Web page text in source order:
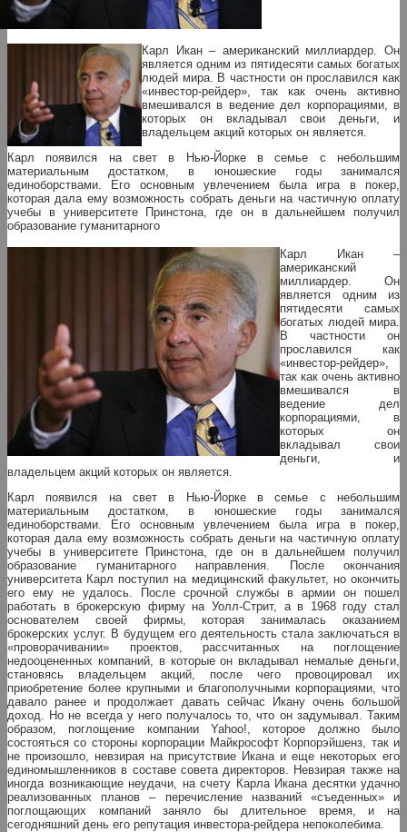
Карл Икан – американский миллиардер. Он
является одним из пятидесяти самых богатых
людей мира. В частности он прославился как
«инвестор-рейдер», так как очень активно
вмешивался в ведение дел корпорациями, в
которых он вкладывал свои деньги, и
владельцем акций которых он является.
Карл появился на свет в Нью-Йорке в семье с небольшим
материальным достатком, в юношеские годы занимался
единоборствами. Его основным увлечением была игра в покер,
которая дала ему возможность собрать деньги на частичную оплату
учебы в университете Принстона, где он в дальнейшем получил
образование гуманитарного
Карл Икан –
американский
миллиардер. Он
является одним из
пятидесяти самых
богатых людей мира.
В частности он
прославился как
«инвестор-рейдер»,
так как очень активно
вмешивался в
ведение дел
корпорациями, в
которых он
вкладывал свои
деньги, и
владельцем акций которых он является.
Карл появился на свет в Нью-Йорке в семье с небольшим
материальным достатком, в юношеские годы занимался
единоборствами. Его основным увлечением была игра в покер,
которая дала ему возможность собрать деньги на частичную оплату
учебы в университете Принстона, где он в дальнейшем получил
образование гуманитарного
направления. После окончания
университета Карл поступил на медицинский факультет, но окончить
его ему не удалось. После срочной службы в армии он пошел
работать в брокерскую фирму на Уолл-Стрит, а в 1968 году стал
основателем своей фирмы, которая занималась оказанием
брокерских услуг. В будущем его деятельность стала заключаться в
«проворачивании» проектов, рассчитанных на поглощение
недооцененных компаний, в которые он вкладывал немалые деньги,
становясь владельцем акций, после чего провоцировал их
приобретение более крупными и благополучными корпорациями, что
давало ранее и продолжает давать сейчас Икану очень большой
доход. Но не всегда у него получалось то, что он задумывал. Таким
образом, поглощение компании Yahoo!, которое должно было
состояться со стороны корпорации Майкрософт Корпорэйшенз, так и
не произошло, невзирая на присутствие Икана и еще некоторых его
единомышленников в составе совета директоров. Невзирая также на
иногда возникающие неудачи, на счету Карла Икана десятки удачно
реализованных планов – перечисление названий «съеденных» и
поглощающих компаний заняло бы длительное время, и на
сегодняшний день его репутация инвестора-рейдера непоколебима.